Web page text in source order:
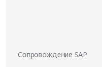
Сопровождение SAP